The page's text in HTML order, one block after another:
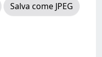
Salva come JPEG